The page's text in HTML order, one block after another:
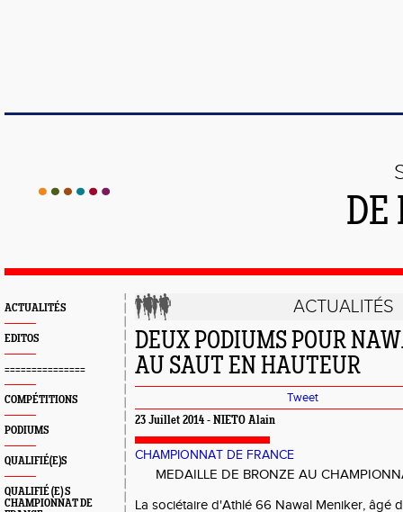
DE
ACTUALITÉS
EDITOS
===============
COMPÉTITIONS
PODIUMS
QUALIFIÉ(E)S
QUALIFIÉ (E) S
CHAMPIONNAT DE
ACTUALITÉS
DEUX PODIUMS POUR
AU SAUT EN HAUTEUR
Tweet
23 Juillet 2014 - NIETO Alain
CHAMPIONNAT DE FRANCE
MEDAILLE DE BRONZE AU
La sociétaire d'Athlé 66 Nawal Meniker, âgé